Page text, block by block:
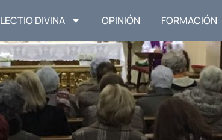
LECTIO DIVINA OPINIÓN FORMACIÓN